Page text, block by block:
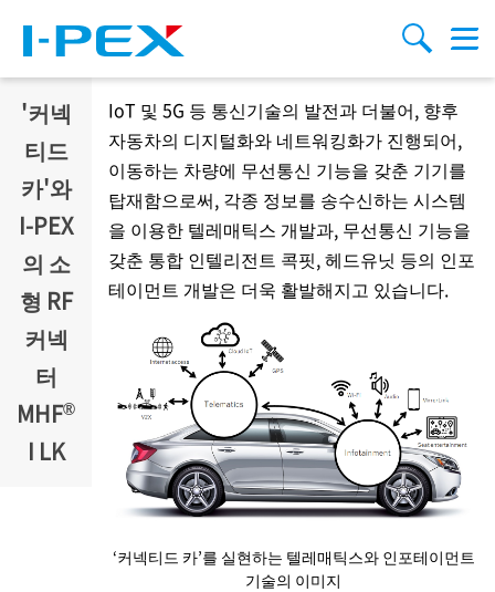
검색
Menu
'커넥
티드
카'와
I-PEX
의 소
형 RF
커넥
터
MHF®
I LK
IoT 및 5G 등 통신기술의 발전과 더불어, 향후
자동차의 디지털화와 네트워킹화가 진행되어,
이동하는 차량에 무선통신 기능을 갖춘 기기를
탑재함으로써, 각종 정보를 송수신하는 시스템
을 이용한 텔레매틱스 개발과, 무선통신 기능을
갖춘 통합 인텔리전트 콕핏, 헤드유닛 등의 인포
테이먼트 개발은 더욱 활발해지고 있습니다.
‘커넥티드 카’를 실현하는 텔레매틱스와 인포테이먼트
기술의 이미지